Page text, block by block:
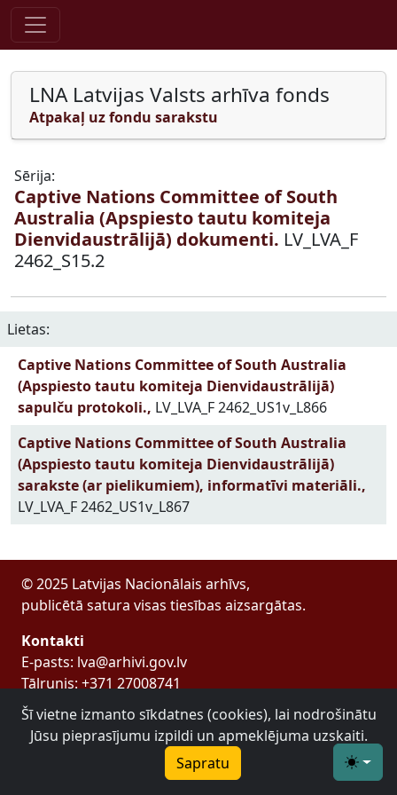
Pāriet uz saturu
LNA Latvijas Valsts arhīva fonds
Atpakaļ uz fondu sarakstu
Sērija:
Captive Nations Committee of South
Australia (Apspiesto tautu komiteja
Dienvidaustrālijā) dokumenti. LV_LVA_F
2462_S15.2
Lietas:
Captive Nations Committee of South Australia
(Apspiesto tautu komiteja Dienvidaustrālijā)
sapulču protokoli., LV_LVA_F 2462_US1v_L866
Captive Nations Committee of South Australia
(Apspiesto tautu komiteja Dienvidaustrālijā)
sarakste (ar pielikumiem), informatīvi materiāli.,
LV_LVA_F 2462_US1v_L867
© 2025 Latvijas Nacionālais arhīvs,
publicētā satura visas tiesības aizsargātas.
Kontakti
E-pasts: lva@arhivi.gov.lv
Tālrunis: +371 27008741
Bezdelīgu 1A, Rīga
Latvijas Valsts arhīvs
Šī vietne izmanto sīkdatnes (cookies), lai nodrošinātu
Jūsu pieprasījumu izpildi un apmeklējuma uzskaiti.
Sapratu